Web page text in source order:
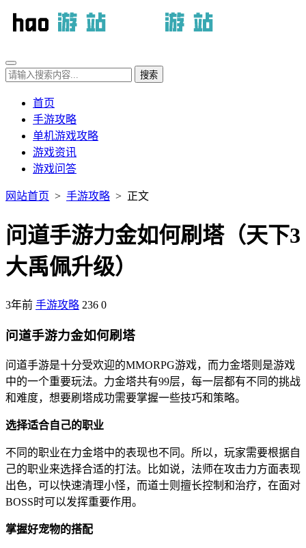
首页
手游攻略
单机游戏攻略
游戏资讯
游戏问答
网站首页 > 手游攻略 > 正文
问道手游力金如何刷塔（天下3
大禹佩升级）
3年前 手游攻略 236 0
问道手游力金如何刷塔
问道手游是十分受欢迎的MMORPG游戏，而力金塔则是游戏
中的一个重要玩法。力金塔共有99层，每一层都有不同的挑战
和难度，想要刷塔成功需要掌握一些技巧和策略。
选择适合自己的职业
不同的职业在力金塔中的表现也不同。所以，玩家需要根据自
己的职业来选择合适的打法。比如说，法师在攻击力方面表现
出色，可以快速清理小怪，而道士则擅长控制和治疗，在面对
BOSS时可以发挥重要作用。
掌握好宠物的搭配